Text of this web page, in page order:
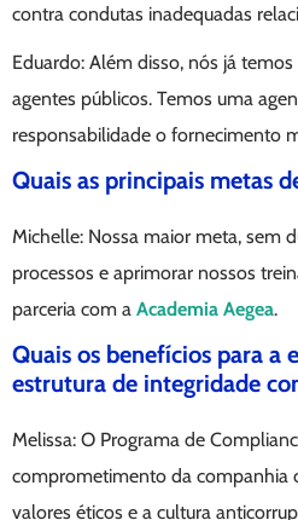
contra condutas inadequadas
Eduardo: Além disso, nós já
agentes públicos. Temos uma
responsabilidade o fornecimento
Quais as principais metas
Michelle: Nossa maior meta, sem
processos e aprimorar nossos
parceria com a Academia Aegea.
Quais os benefícios para a
estrutura de integridade
Melissa: O Programa de
comprometimento da companhia
valores éticos e a cultura